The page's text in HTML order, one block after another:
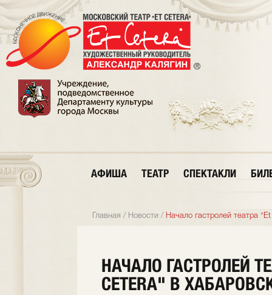
АФИША ТЕАТР СПЕКТАКЛИ
Главная / Новости / Начало гастролей театра
НАЧАЛО ГАСТРОЛЕЙ
CETERA" В